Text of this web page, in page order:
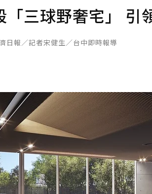
「三球野奢宅」 引
日報／記者宋健生／台中即時報導